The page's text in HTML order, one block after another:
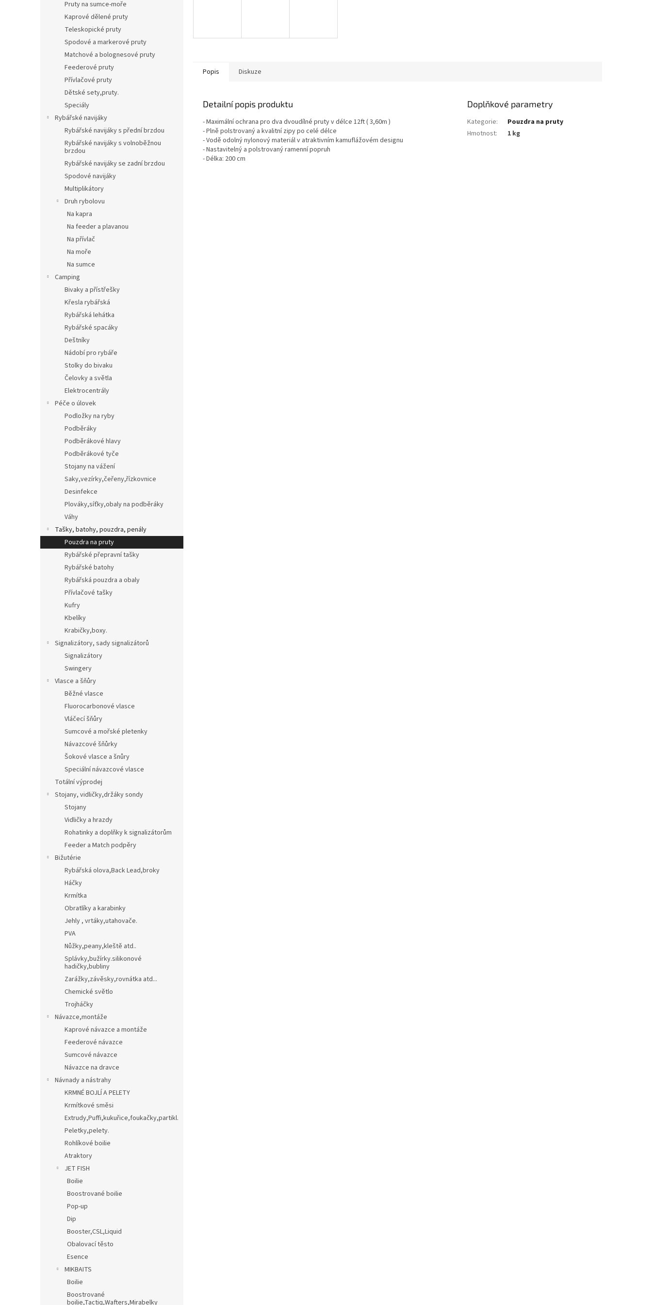
Pruty na sumce-moře
Kaprové dělené pruty
Teleskopické pruty
Spodové a markerové pruty
Matchové a bolognesové pruty
Feederové pruty
Přívlačové pruty
Dětské sety,pruty.
Speciály
Rybářské navijáky
Rybářské navijáky s přední brzdou
Rybářské navijáky s volnoběžnou
brzdou
Rybářské navijáky se zadní brzdou
Spodové navijáky
Multiplikátory
Druh rybolovu
Na kapra
Na feeder a plavanou
Na přívlač
Na moře
Na sumce
Camping
Bivaky a přístřešky
Křesla rybářská
Rybářská lehátka
Rybářské spacáky
Deštníky
Nádobí pro rybáře
Stolky do bivaku
Čelovky a světla
Elektrocentrály
Péče o úlovek
Podložky na ryby
Podběráky
Podběrákové hlavy
Podběrákové tyče
Stojany na vážení
Saky,vezírky,čeřeny,řízkovnice
Desinfekce
Plováky,síťky,obaly na podběráky
Váhy
Tašky, batohy, pouzdra, penály
Pouzdra na pruty
Rybářské přepravní tašky
Rybářské batohy
Rybářská pouzdra a obaly
Přívlačové tašky
Kufry
Kbelíky
Krabičky,boxy.
Signalizátory, sady signalizátorů
Signalizátory
Swingery
Vlasce a šňůry
Běžné vlasce
Fluorocarbonové vlasce
Vláčecí šňůry
Sumcové a mořské pletenky
Návazcové šňůrky
Šokové vlasce a šnůry
Speciální návazcové vlasce
Totální výprodej
Stojany, vidličky,držáky sondy
Stojany
Vidličky a hrazdy
Rohatinky a doplňky k signalizátorům
Feeder a Match podpěry
Bižutérie
Rybářská olova,Back Lead,broky
Háčky
Krmítka
Obratlíky a karabinky
Jehly , vrtáky,utahovače.
PVA
Nůžky,peany,kleště atd..
Splávky,bužírky.silikonové
hadičky,bubliny
Zarážky,závěsky,rovnátka atd...
Chemické světlo
Trojháčky
Návazce,montáže
Kaprové návazce a montáže
Feederové návazce
Sumcové návazce
Návazce na dravce
Návnady a nástrahy
KRMNÉ BOJLÍ A PELETY
Krmítkové směsi
Extrudy,Puffi,kukuřice,foukačky,partikl.
Peletky,pelety.
Rohlíkové boilie
Atraktory
JET FISH
Boilie
Boostrované boilie
Pop-up
Dip
Booster,CSL,Liquid
Obalovací těsto
Esence
MIKBAITS
Boilie
Boostrované
boilie,Tactiq,Wafters,Mirabelky
Popis Diskuze
Detailní popis produktu
- Maximální ochrana pro dva dvoudílné pruty v délce 12ft ( 3,60m )
- Plně polstrovaný a kvalitní zipy po celé délce
- Vodě odolný nylonový materiál v atraktivním kamuflážovém designu
- Nastavitelný a polstrovaný ramenní popruh
- Délka: 200 cm
Doplňkové parametry
Kategorie:
Pouzdra na pruty
Hmotnost: 1 kg